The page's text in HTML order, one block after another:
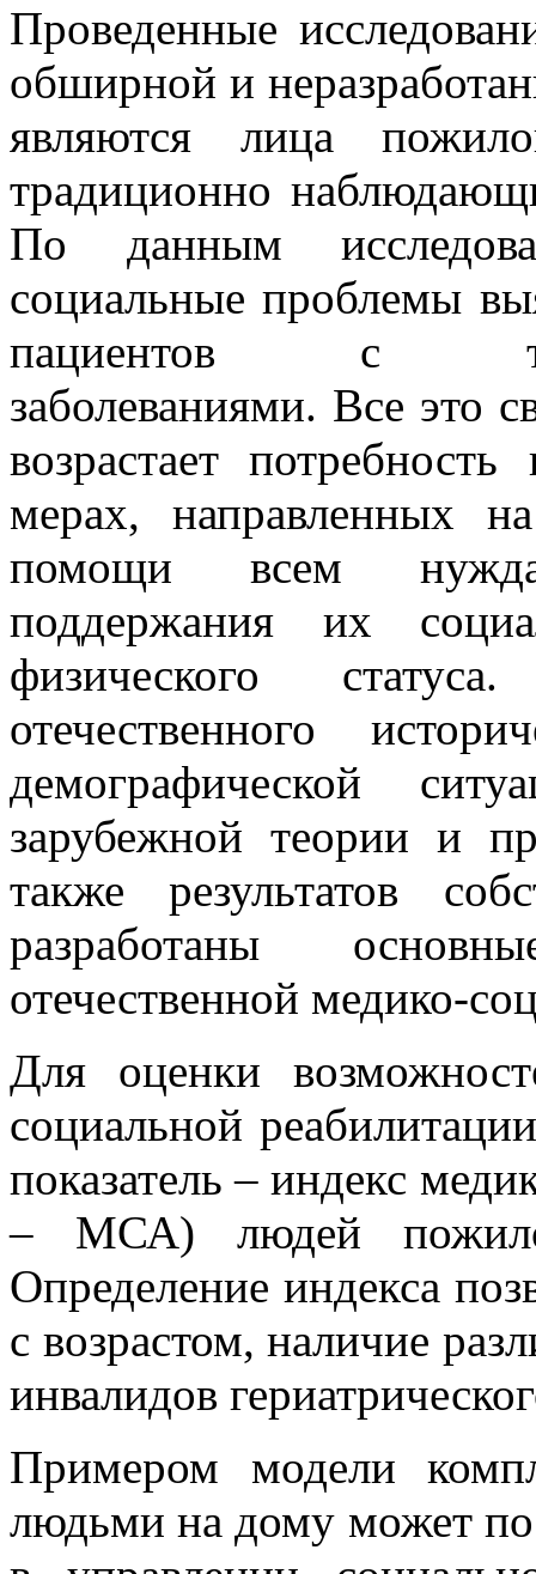
Проведенные
обширной и
являются лица
традиционно
По данным
социальные проблемы
пациентов с
заболеваниями. Все это
возрастает
мерах, направленных
помощи всем
поддержания их
физического
отечественного
демографической
зарубежной теории и
также результатов
разработаны
отечественной медико-
Для оценки
социальной
показатель – индекс
– МСА) людей
Определение индекса
с возрастом, наличие
инвалидов
Примером модели
людьми на дому может